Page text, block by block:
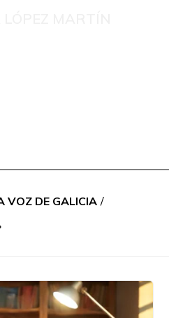
VOZ DE GALICIA /